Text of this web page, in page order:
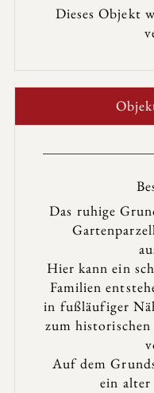
Dieses Objekt
Das ruhige
Hier kann ein
Familien
in fußläufiger
zum
Auf dem
ein alter